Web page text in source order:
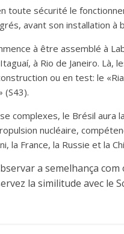
toute sécurité le
avant son installation à
à être assemblé à
à Rio de Janeiro. Là,
ou en test: le
(S43).
complexes, le Brésil aura
nucléaire,
la France, la Russie et la
la similitude avec le